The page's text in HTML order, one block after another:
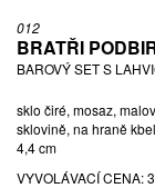
012
BRATŘI
BAROVÝ SET S
sklo čiré, mosaz,
sklovině, na hraně
4,4 cm
VYVOLÁVACÍ CENA: